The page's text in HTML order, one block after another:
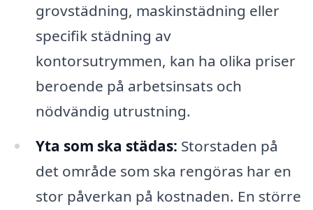
grovstädning, maskinstädning eller
specifik städning av
kontorsutrymmen, kan ha olika priser
beroende på arbetsinsats och
nödvändig utrustning.
Yta som ska städas: Storstaden på
det område som ska rengöras har en
stor påverkan på kostnaden. En större